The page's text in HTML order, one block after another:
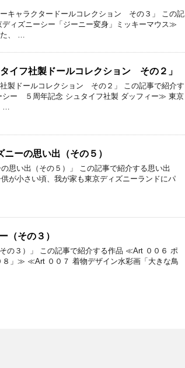
ーキャラクタードールコレクション その３」 この記
ィズニーシー「ジーニー変身」ミッキーマウス≫
た、 …
イフ社製ドールコレクション その２」
製ドールコレクション その２」 この記事で紹介す
ー ５周年記念 シュタイフ社製 ダッフィー≫ 東京
…
ーの思い出（その５）
思い出（その５）」 この記事で紹介する思い出
小さい頃、我が家も東京ディズニーランドにパ
（その３）
の３）」 この記事で紹介する作品 ≪Art ００６ ポ
８」≫ ≪Art ００７ 着物デザイン水彩画「大きな鳥